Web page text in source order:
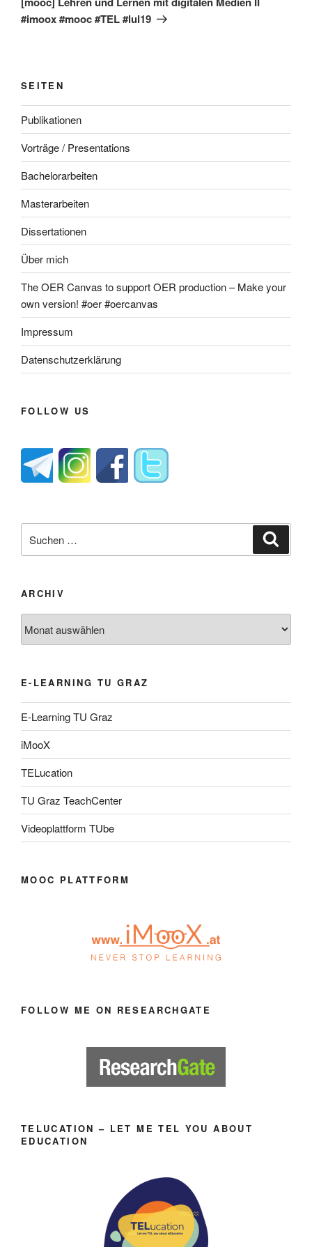
#imoox #mooc #TEL #lul19
SEITEN
Publikationen
Vorträge / Presentations
Bachelorarbeiten
Masterarbeiten
Dissertationen
Über mich
The OER Canvas to support OER production – Make your
own version! #oer #oercanvas
Impressum
Datenschutzerklärung
FOLLOW US
nach:
ARCHIV
E-LEARNING TU GRAZ
E-Learning TU Graz
iMooX
TELucation
TU Graz TeachCenter
Videoplattform TUbe
MOOC PLATTFORM
FOLLOW ME ON RESEARCHGATE
TELUCATION – LET ME TEL YOU ABOUT
EDUCATION